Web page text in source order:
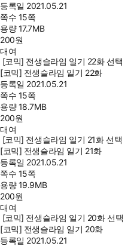
등록일 2021.05.21
쪽수 15쪽
용량17.7MB
200원
대여
[코믹] 전생슬라임 일기 22화 선택
[코믹] 전생슬라임 일기 22화
등록일 2021.05.21
쪽수 15쪽
용량18.7MB
200원
대여
[코믹] 전생슬라임 일기 21화 선택
[코믹] 전생슬라임 일기 21화
등록일 2021.05.21
쪽수 15쪽
용량19.9MB
200원
대여
[코믹] 전생슬라임 일기 20화 선택
[코믹] 전생슬라임 일기 20화
등록일 2021.05.21